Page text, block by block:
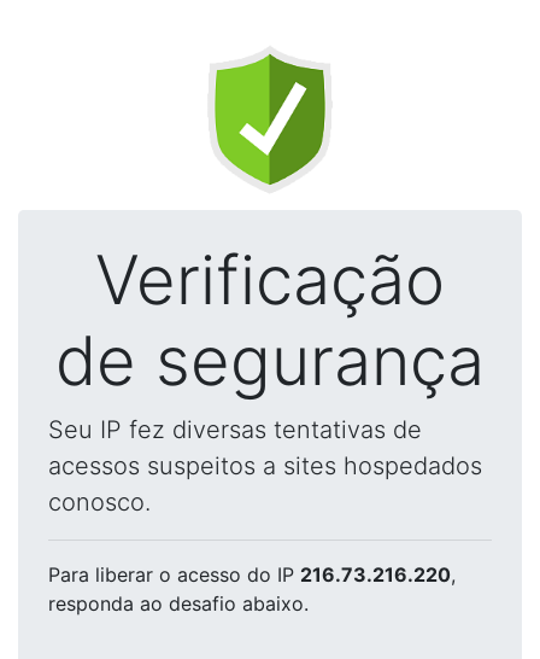
Verificação
de segurança
Seu IP fez diversas tentativas de
acessos suspeitos a sites hospedados
conosco.
Para liberar o acesso do IP 216.73.216.220,
responda ao desafio abaixo.